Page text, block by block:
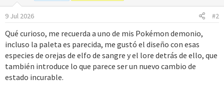
e
9 Jul 2026 #2
Qué curioso, me recuerda a uno de mis Pokémon demonio,
incluso la paleta es parecida, me gustó el diseño con esas
especies de orejas de elfo de sangre y el lore detrás de ello, que
también introduce lo que parece ser un nuevo cambio de
estado incurable.